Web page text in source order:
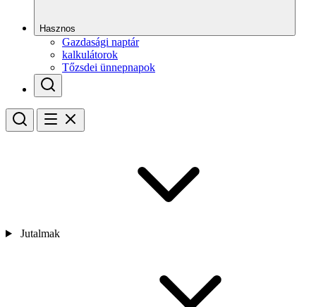
Hasznos
Gazdasági naptár
kalkulátorok
Tőzsdei ünnepnapok
Jutalmak